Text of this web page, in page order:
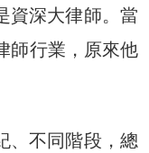
資深大律師。當
師行業，原來他
、不同階段，總